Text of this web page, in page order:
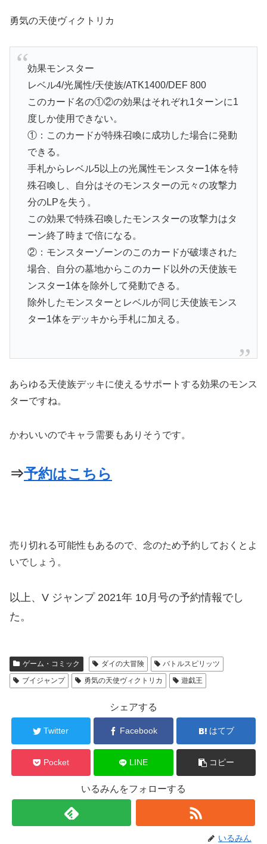
勇気の天使ヴィクトリカ
効果モンスター
レベル4/光属性/天使族/ATK1400/DEF 800
このカード名の①②の効果はそれぞれ1ターンに1
度しか使用できない。
①：このカードが特殊召喚に成功した場合に発動
できる。
手札からレベル5以上の光属性モンスター1体を特
殊召喚し、自分はそのモンスターの元々の攻撃力
分のLPを失う。
この効果で特殊召喚したモンスターの攻撃力はタ
ーン終了時まで倍になる。
②：モンスターゾーンのこのカードが破壊された
場合、自分の墓地からこのカード以外の天使族モ
ンスター1体を除外して発動できる。
除外したモンスターとレベルが同じ天使族モンス
ター1体をデッキから手札に加える。
あらゆる天使族デッキに使えるサポートする効果のモンス
ターですね。
かわいいのでキャラ需要もありそうです。
⇒予約はこちら
売り切れる可能性もあるので、念のため予約しておくとよ
いでしょう。
以上、V ジャンプ 2021年 10月号の予約情報でし
た。
ゲーム・コミック ダイの大冒険
バトルスピリッツ
ブイジャンプ
勇気の天使ヴィクトリカ 遊戯王
シェアする
Twitter Facebook はてブ
Pocket LINE コピー
いるみんをフォローする
いるみん